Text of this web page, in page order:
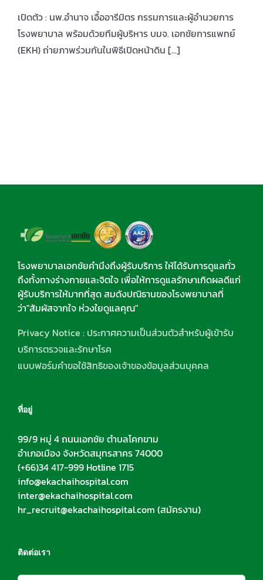
เปิดตัว : นพ.อำนาจ เอื้ออารีมิตร กรรมการและผู้อำนวยการ
โรงพยาบาล พร้อมด้วยทีมผู้บริหาร บมจ. เอกชัยการแพทย์
(EKH) ถ่ายภาพร่วมกันในพิธีเปิดหน้าดิน [...]
โรงพยาบาลเอกชัยคำนึงถึงผู้รับบริการ ให้ได้รับการดูแลทั่ว
ถึงทั้งทางร่างกายและจิตใจ เพื่อให้การดูแลรักษาเกิดผลดีแก่
ผู้รับบริการให้มากที่สุด สมดังปณิธานของโรงพยาบาลที่
ว่า"สัมผัสจากใจ ห่วงใยดูแลคุณ"
Privacy Notice : ประกาศความเป็นส่วนตัวสำหรับผู้เข้ารับ
บริการตรวจและรักษาโรค
แบบฟอร์มคำขอใช้สิทธิของเจ้าของข้อมูลส่วนบุคคล
ที่อยู่
99/9 หมู่ 4 ถนนเอกชัย ตำบลโคกขาม
อำเภอเมือง จังหวัดสมุทรสาคร 74000
(+66)34 417-999 Hotline 1715
info@ekachaihospital.com
inter@ekachaihospital.com
hr_recruit@ekachaihospital.com (สมัครงาน)
ติดต่อเรา